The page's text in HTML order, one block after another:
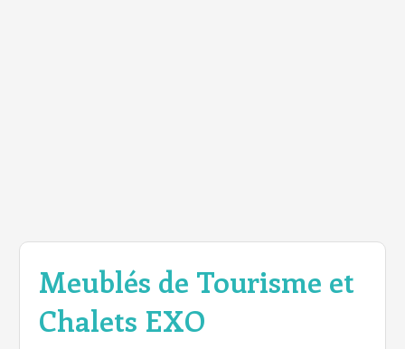
Meublés de Tourisme et
Chalets EXO